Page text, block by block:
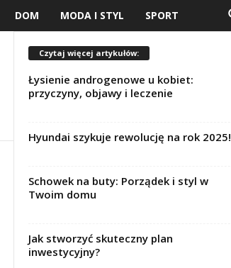
DOM MODA I STYL SPORT
Czytaj więcej artykułów:
Łysienie androgenowe u kobiet:
przyczyny, objawy i leczenie
Hyundai szykuje rewolucję na rok 2025!
Schowek na buty: Porządek i styl w
Twoim domu
Jak stworzyć skuteczny plan
inwestycyjny?